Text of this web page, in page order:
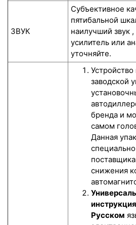
ЗВУК
Субъективное
пятибальной
наилучший звук
усилитель или
уточняйте.
Устройство
заводской
бренда и
самом
Данная
снижения
Русском